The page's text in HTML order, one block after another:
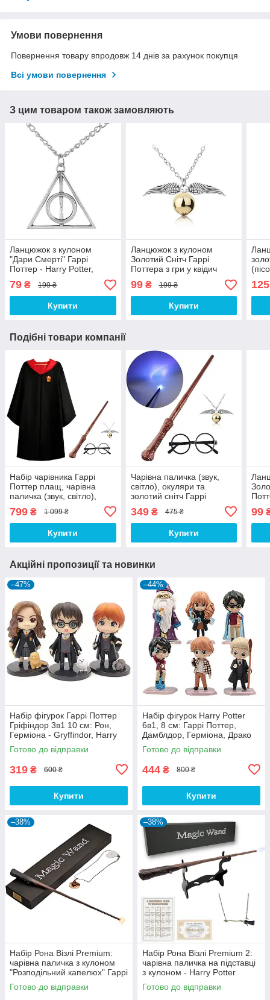
Умови повернення
Повернення товару впродовж 14 днів за рахунок покупця
Всі умови повернення
З цим товаром також замовляють
Ланцюжок з кулоном
"Дари Смерті" Гаррі
Поттер - Harry Potter,
79 ₴ 199 ₴
Купити
Ланцюжок з кулоном
Золотий Снітч Гаррі
Поттера з гри у квідич
necklace
99₴ 199 ₴
Купити
125
Подібні товари компанії
​​​​​​​Набір чарівника Гаррі
Поттер плащ, чарівна
паличка (звук, світло),
золотий снітч
799 ₴ 1 099 ₴
Купити
Чарівна паличка (звук,
світло), окуляри та
золотий снітч Гаррі
Cosplay Package
349₴ 475 ₴
Купити
99
Акційні пропозиції та новинки
–47%
Набір фігурок Гаррі Поттер
Гріфіндор 3в1 10 см: Рон,
Герміона - Gryffindor, Harry
Potter, Ron, Hermione
Готово до відправки
319 ₴ 600 ₴
Купити
–44%
Набір фігурок Harry Potter
6в1, 8 см: Гаррі Поттер,
Дамблдор, Герміона, Драко
Малфой, Рон Візлі
Готово до відправки
444 ₴ 800 ₴
Купити
–38%
Набір Рона Візлі Premium:
чарівна паличка з кулоном
"Розподільний капелюх" Гаррі
Поттер - Harry Potter Set 6
Готово до відправки
–38%
Набір Рона Візлі Premium 2:
чарівна паличка на підставці
з кулоном - Harry Potter
Готово до відправки